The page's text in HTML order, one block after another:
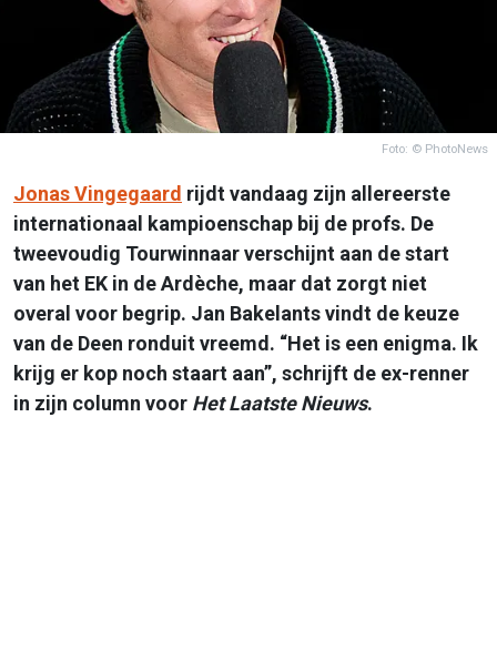
Foto: © PhotoNews
Jonas Vingegaard rijdt vandaag zijn allereerste
internationaal kampioenschap bij de profs. De
tweevoudig Tourwinnaar verschijnt aan de start
van het EK in de Ardèche, maar dat zorgt niet
overal voor begrip. Jan Bakelants vindt de keuze
van de Deen ronduit vreemd. “Het is een enigma. Ik
krijg er kop noch staart aan”, schrijft de ex-renner
in zijn column voor Het Laatste Nieuws.